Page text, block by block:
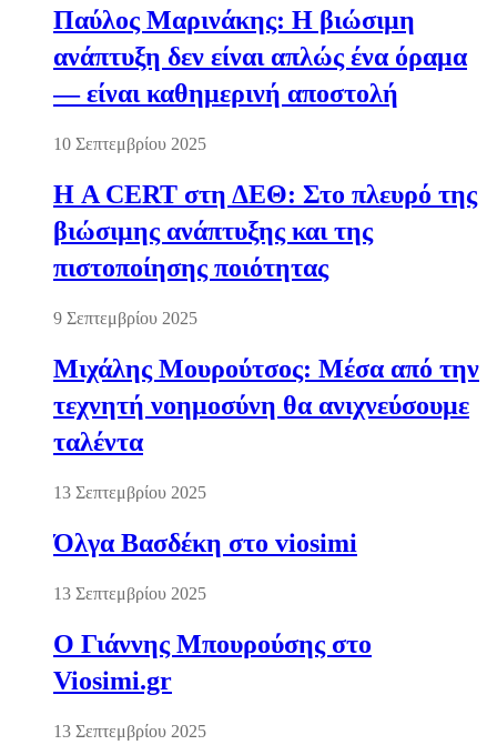
Παύλος Μαρινάκης: Η βιώσιμη
ανάπτυξη δεν είναι απλώς ένα όραμα
— είναι καθημερινή αποστολή
10 Σεπτεμβρίου 2025
Η A CERT στη ΔΕΘ: Στο πλευρό της
βιώσιμης ανάπτυξης και της
πιστοποίησης ποιότητας
9 Σεπτεμβρίου 2025
Μιχάλης Μουρούτσος: Μέσα από την
τεχνητή νοημοσύνη θα ανιχνεύσουμε
ταλέντα
13 Σεπτεμβρίου 2025
Όλγα Βασδέκη στο viosimi
13 Σεπτεμβρίου 2025
Ο Γιάννης Μπουρούσης στο
Viosimi.gr
13 Σεπτεμβρίου 2025